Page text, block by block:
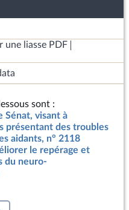
une liasse PDF
sont :
Sénat, visant à
présentant des troubles
aidants, n° 2118
le repérage et
du neuro-